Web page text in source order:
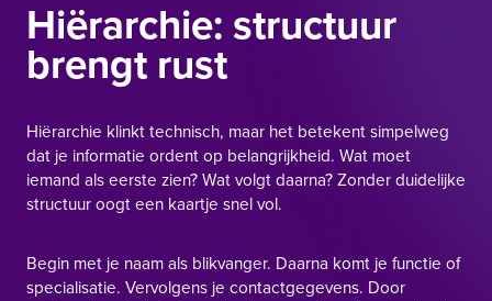
Hiërarchie: structuur
brengt rust
Hiërarchie klinkt technisch, maar het betekent simpelweg
dat je informatie ordent op belangrijkheid. Wat moet
iemand als eerste zien? Wat volgt daarna? Zonder duidelijke
structuur oogt een kaartje snel vol.
Begin met je naam als blikvanger. Daarna komt je functie of
specialisatie. Vervolgens je contactgegevens. Door